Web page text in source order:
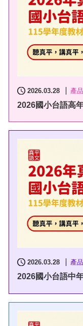
2026.03.28 產
2026國小台語高
2026.03.28 產
2026國小台語中